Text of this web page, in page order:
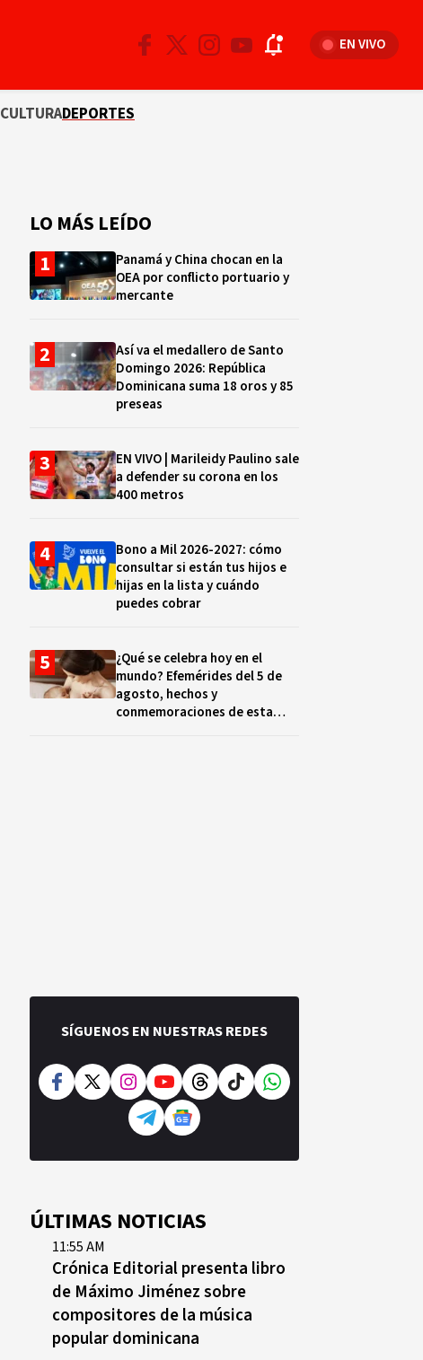
EN VIVO
CULTURADEPORTES
LO MÁS LEÍDO
Panamá y China chocan en la
OEA por conflicto portuario y
mercante
Así va el medallero de Santo
Domingo 2026: República
Dominicana suma 18 oros y 85
preseas
EN VIVO | Marileidy Paulino sale
a defender su corona en los
400 metros
Bono a Mil 2026-2027: cómo
consultar si están tus hijos e
hijas en la lista y cuándo
puedes cobrar
¿Qué se celebra hoy en el
mundo? Efemérides del 5 de
agosto, hechos y
conmemoraciones de esta
SÍGUENOS EN NUESTRAS REDES
ÚLTIMAS NOTICIAS
11:55 AM
Crónica Editorial presenta libro
de Máximo Jiménez sobre
compositores de la música
popular dominicana